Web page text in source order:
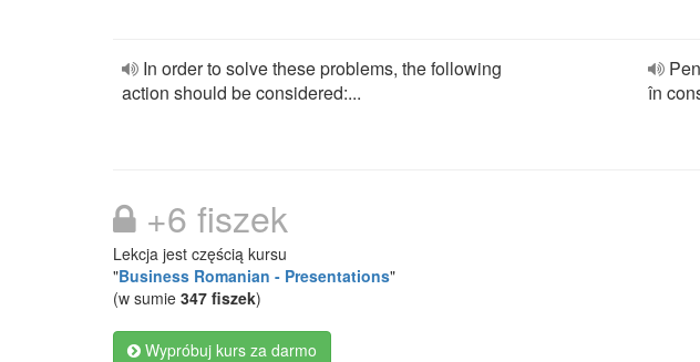
In order to solve these problems, the following
action should be considered:...
în
+6 fiszek
Lekcja jest częścią kursu
"Business Romanian - Presentations"
(w sumie 347 fiszek)
Wypróbuj kurs za darmo